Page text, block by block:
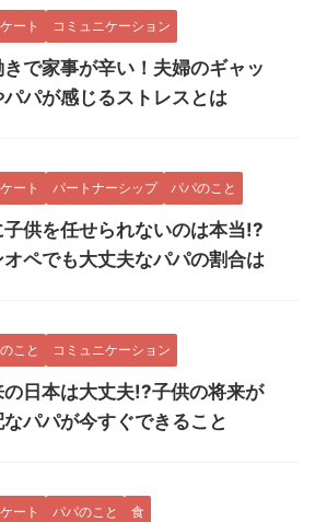
ート コミュニケーション
で家事が辛い！夫婦のギャッ
パパが感じるストレスとは
ート パートナーシップ パパのこと
子供を任せられないのは本当!?
オペでも大丈夫なパパの割合は
こと コミュニケーション
の日本は大丈夫!?子供の将来が
パパが今すぐできること
ート パパのこと 食